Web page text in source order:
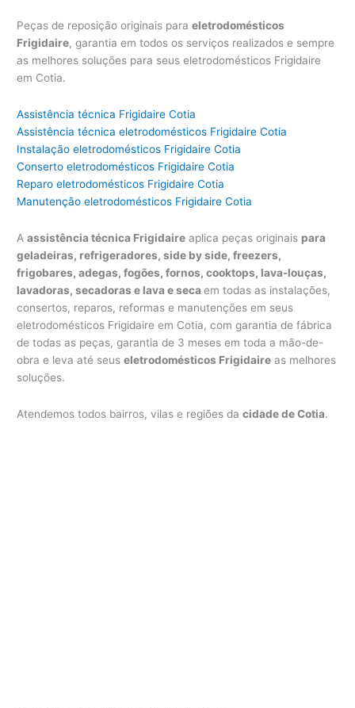
Peças de reposição originais paraeletrodomésticos
Frigidaire, garantia em todos os serviços realizados e sempre
as melhores soluções para seus eletrodomésticos Frigidaire
em Cotia.
Assistência técnica Frigidaire Cotia
Assistência técnica eletrodomésticos Frigidaire Cotia
Instalação eletrodomésticos Frigidaire Cotia
Conserto eletrodomésticos Frigidaire Cotia
Reparo eletrodomésticos Frigidaire Cotia
Manutenção eletrodomésticos Frigidaire Cotia
Aassistência técnica Frigidaire aplica peças originais para
geladeiras, refrigeradores, side by side, freezers,
frigobares, adegas, fogões, fornos, cooktops, lava-louças,
lavadoras, secadoras e lava e secaem todas as instalações,
consertos, reparos, reformas e manutenções em seus
eletrodomésticos Frigidaire em Cotia, com garantia de fábrica
de todas as peças, garantia de 3 meses em toda a mão-de-
obra e leva até seuseletrodomésticos Frigidaire as melhores
soluções.
Atendemos todos bairros, vilas e regiões dacidade de Cotia.